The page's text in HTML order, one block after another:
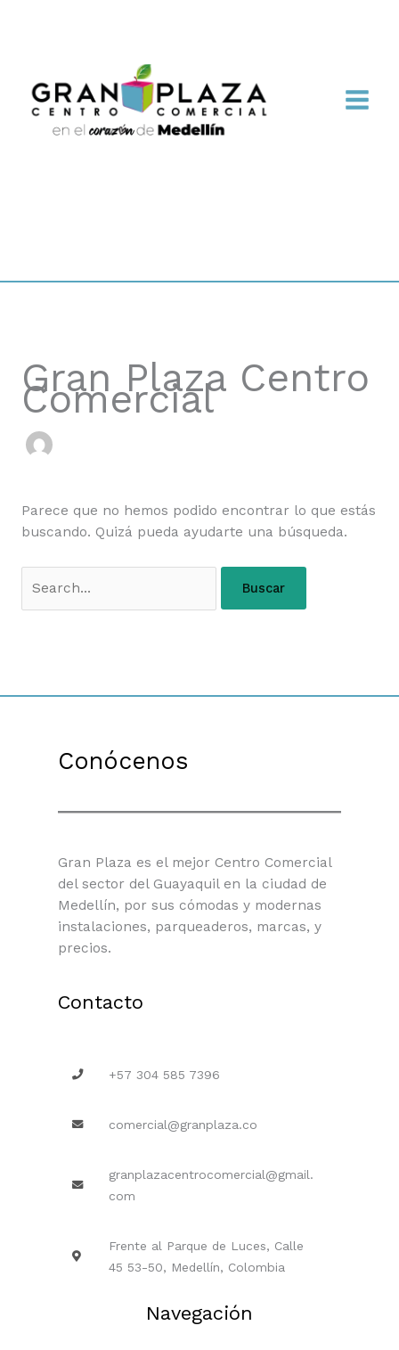
Gran Plaza Centro
Comercial
Parece que no hemos podido encontrar lo que estás
buscando. Quizá pueda ayudarte una búsqueda.
Conócenos
Gran Plaza es el mejor Centro Comercial
del sector del Guayaquil en la ciudad de
Medellín, por sus cómodas y modernas
instalaciones, parqueaderos, marcas, y
precios.
Contacto
+57 304 585 7396
comercial@granplaza.co
granplazacentrocomercial@gmail.
com
Frente al Parque de Luces, Calle
45 53-50, Medellín, Colombia
Navegación